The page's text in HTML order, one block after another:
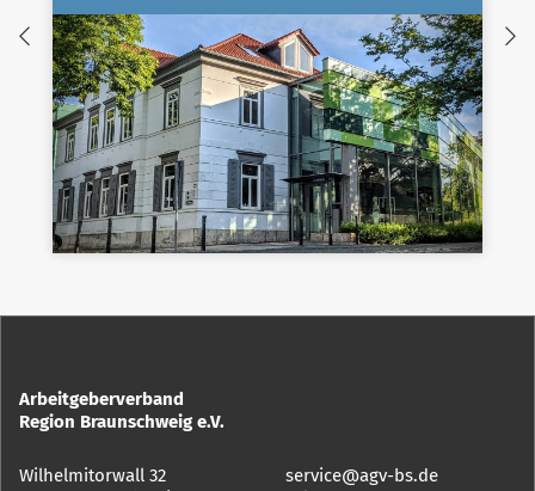
Arbeitgeberverband
Region Braunschweig e.V.
Wilhelmitorwall 32
service@agv-bs.de